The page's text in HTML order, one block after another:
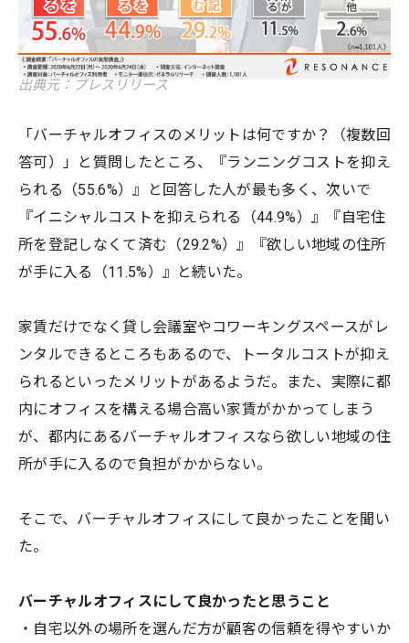
出典元：プレスリリース
「バーチャルオフィスのメリットは何ですか？（複数回
答可）」と質問したところ、『ランニングコストを抑え
られる（55.6%）』と回答した人が最も多く、次いで
『イニシャルコストを抑えられる（44.9%）』『自宅住
所を登記しなくて済む（29.2%）』『欲しい地域の住所
が手に入る（11.5%）』と続いた。
家賃だけでなく貸し会議室やコワーキングスペースがレ
ンタルできるところもあるので、トータルコストが抑え
られるといったメリットがあるようだ。また、実際に都
内にオフィスを構える場合高い家賃がかかってしまう
が、都内にあるバーチャルオフィスなら欲しい地域の住
所が手に入るので負担がかからない。
そこで、バーチャルオフィスにして良かったことを聞い
た。
バーチャルオフィスにして良かったと思うこと
・自宅以外の場所を選んだ方が顧客の信頼を得やすいか